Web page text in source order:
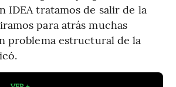
IDEA tratamos de salir de la
para atrás muchas
problema estructural de la